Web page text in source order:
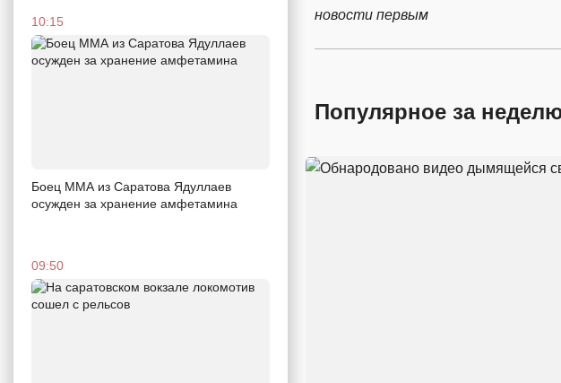
10:15
Боец ММА из Саратова Ядуллаев
осужден за хранение амфетамина
09:50
новости первым
Популярное за